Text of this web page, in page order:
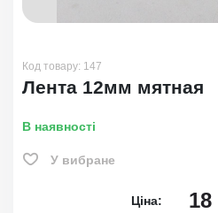
Код товару: 147
Лента 12мм мятная
В наявності
У вибране
Ціна: 18